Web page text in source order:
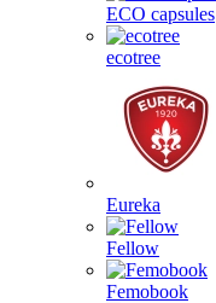
ECO capsules
ecotree
Eureka
Fellow
Femobook